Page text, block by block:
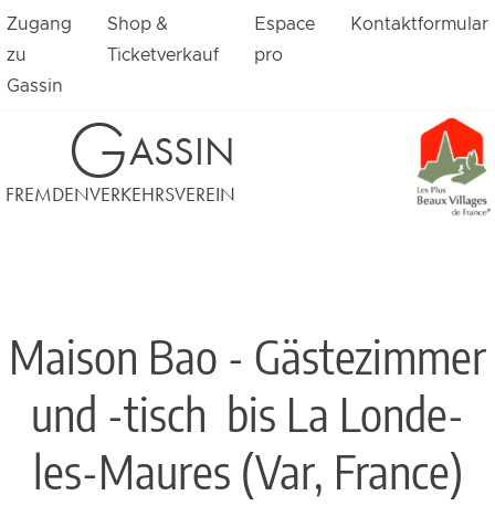
Zugang
zu
Gassin
Shop &
Ticketverkauf
Espace
pro
Kontaktformular
GASSIN
FREMDENVERKEHRSVEREIN
Maison Bao - Gästezimmer
und -tisch bis La Londe-
les-Maures (Var, France)